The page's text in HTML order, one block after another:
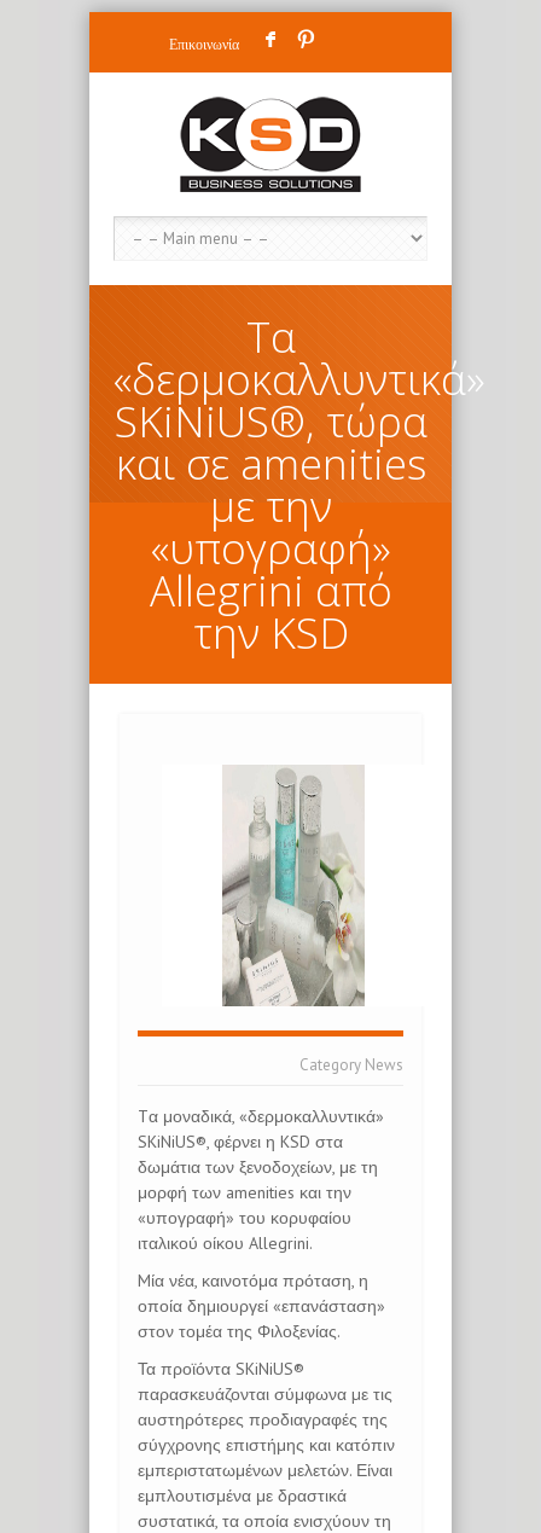
Επικοινωνία F :
Τα
«δερμοκαλλυντικά»
SKiNiUS®, τώρα
και σε amenities
με την
«υπογραφή»
Allegrini από
την KSD
Category News
Tα μοναδικά, «δερμοκαλλυντικά»
SKiNiUS®, φέρνει η KSD στα
δωμάτια των ξενοδοχείων, με τη
μορφή των amenities και την
«υπογραφή» του κορυφαίου
ιταλικού οίκου Allegrini.
Mία νέα, καινοτόμα πρόταση, η
οποία δημιουργεί «επανάσταση»
στον τομέα της Φιλοξενίας.
Τα προϊόντα SKiNiUS®
παρασκευάζονται σύμφωνα µε τις
αυστηρότερες προδιαγραφές της
σύγχρονης επιστήμης και κατόπιν
εμπεριστατωμένων μελετών. Είναι
εμπλουτισμένα με δραστικά
συστατικά, τα οποία ενισχύουν τη